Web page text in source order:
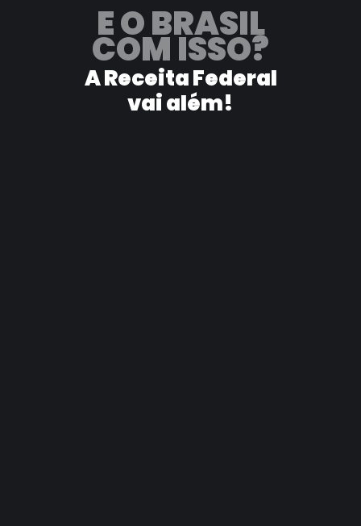
E O BRASIL
COM ISSO?
A Receita Federal
vai além!